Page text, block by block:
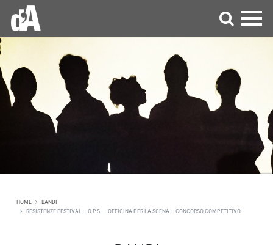
HOME
BANDI
RESISTENZE FESTIVAL – O.P.S. – OFFICINA PER LA SCENA – CONCORSO COMPETITIVO